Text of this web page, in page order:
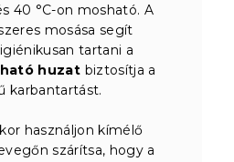
40 °C-on mosható. A
mosása segít
tartani a
huzat biztosítja a
karbantartást.
használjon kímélő
szárítsa, hogy a